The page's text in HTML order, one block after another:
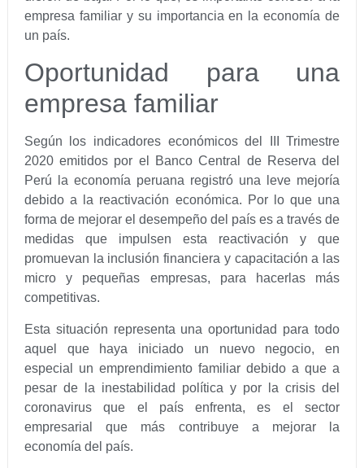
empresa familiar y su importancia en la economía de
un país.
Oportunidad para una
empresa familiar
Según los indicadores económicos del III Trimestre
2020 emitidos por el Banco Central de Reserva del
Perú la economía peruana registró una leve mejoría
debido a la reactivación económica. Por lo que una
forma de mejorar el desempeño del país es a través de
medidas que impulsen esta reactivación y que
promuevan la inclusión financiera y capacitación a las
micro y pequeñas empresas, para hacerlas más
competitivas.
Esta situación representa una oportunidad para todo
aquel que haya iniciado un nuevo negocio, en
especial un emprendimiento familiar debido a que a
pesar de la inestabilidad política y por la crisis del
coronavirus que el país enfrenta, es el sector
empresarial que más contribuye a mejorar la
economía del país.